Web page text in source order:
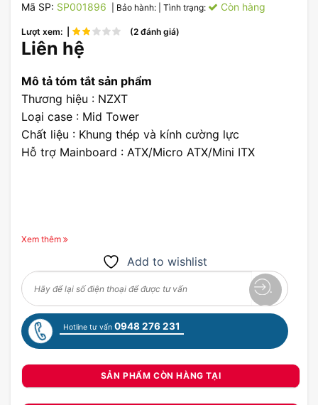
Mã SP: SP001896 | Bảo hành: | Tình trạng: Còn hàng
Lượt xem: | (2 đánh giá)
Liên hệ
Mô tả tóm tắt sản phẩm
Thương hiệu : NZXT
Loại case : Mid Tower
Chất liệu : Khung thép và kính cường lực
Hỗ trợ Mainboard : ATX/Micro ATX/Mini ITX
Xem thêm
Add to wishlist
Hotline tư vấn 0948 276 231
SẢN PHẨM CÒN HÀNG TẠI